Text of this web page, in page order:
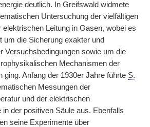
deutlich. In Greifswald widmete
Untersuchung der vielfältigen
elektrischen Leitung in Gasen, wobei es
um die Sicherung exakter und
Versuchsbedingungen sowie um die
Mechanismen der
ging. Anfang der 1930er Jahre führte S.
Messungen der
und der elektrischen
in der positiven Säule aus. Ebenfalls
seine Experimente über